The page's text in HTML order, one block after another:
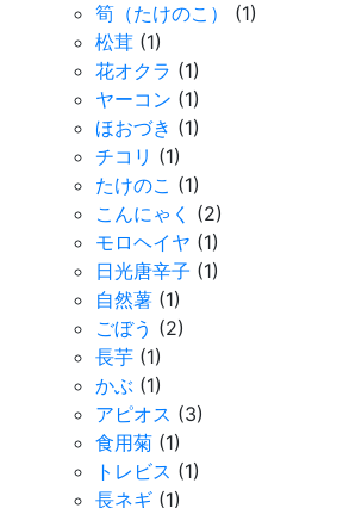
筍（たけのこ）
(1)
松茸 (1)
花オクラ (1)
ヤーコン (1)
ほおづき (1)
チコリ (1)
たけのこ (1)
こんにゃく (2)
モロヘイヤ (1)
日光唐辛子 (1)
自然薯 (1)
ごぼう (2)
長芋 (1)
かぶ (1)
アピオス (3)
食用菊 (1)
トレビス (1)
長ネギ (1)